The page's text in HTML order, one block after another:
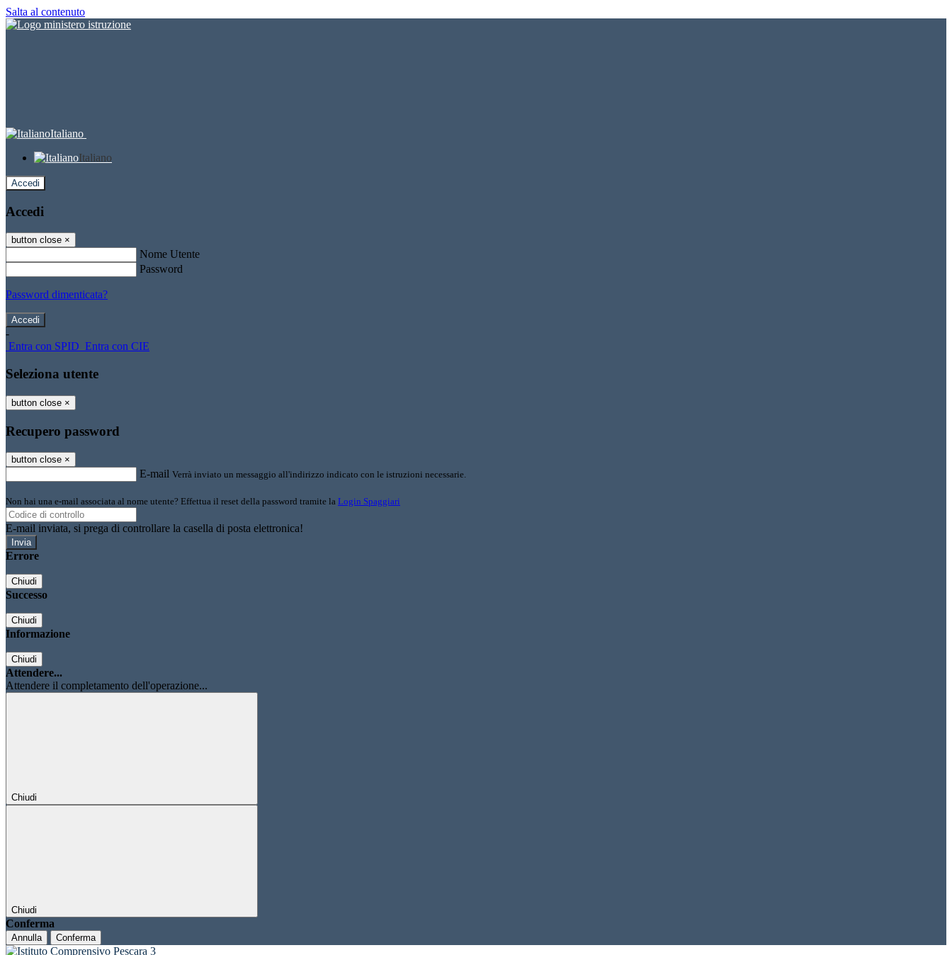
Salta al contenuto
Italiano
Italiano
Accedi
Accedi
button close ×
Nome Utente
Password
Password dimenticata?
-
Entra con SPID Entra con CIE
Seleziona utente
button close ×
Recupero password
button close ×
E-mail Verrà inviato un messaggio all'indirizzo indicato con le istruzioni necessarie.
Non hai una e-mail associata al nome utente? Effettua il reset della password tramite la Login Spaggiari
E-mail inviata, si prega di controllare la casella di posta elettronica!
Errore
Chiudi
Successo
Chiudi
Informazione
Chiudi
Attendere...
Attendere il completamento dell'operazione...
Chiudi
Chiudi
Conferma
Annulla Conferma